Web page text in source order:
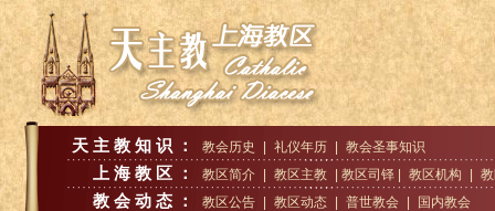
天主教知识： 教会历史 礼仪年历 教会圣事知识
上海教区： 教区简介 教区主教 | 教区司铎 | 教区机构
教会动态： 教区公告 教区动态 普世教会 国内教会